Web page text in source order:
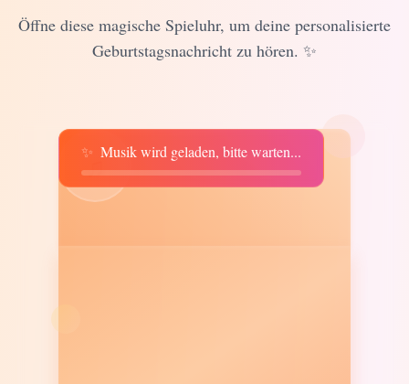
Öffne diese magische Spieluhr, um deine personalisierte
Geburtstagsnachricht zu hören. ✨
♫
✨ Musik wird geladen, bitte warten...